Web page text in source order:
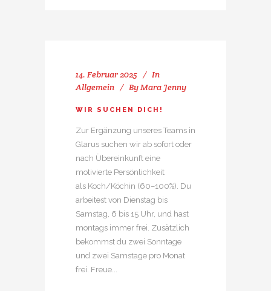
14. Februar 2025
In
Allgemein
ByMara Jenny
WIR SUCHEN DICH!
Zur Ergänzung unseres Teams in
Glarus suchen wir ab sofort oder
nach Übereinkunft eine
motivierte Persönlichkeit
als Koch/Köchin (60–100%). Du
arbeitest von Dienstag bis
Samstag, 6 bis 15 Uhr, und hast
montags immer frei. Zusätzlich
bekommst du zwei Sonntage
und zwei Samstage pro Monat
frei. Freue...